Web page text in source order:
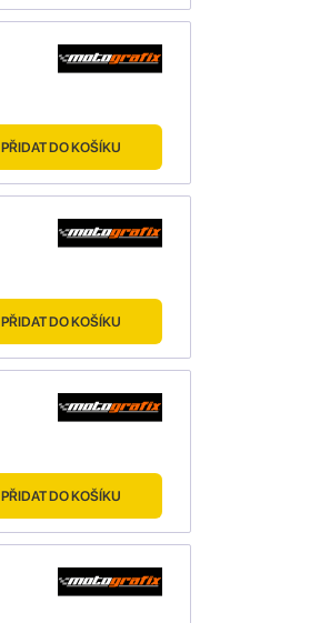
PŘIDAT DO KOŠÍKU
PŘIDAT DO KOŠÍKU
PŘIDAT DO KOŠÍKU